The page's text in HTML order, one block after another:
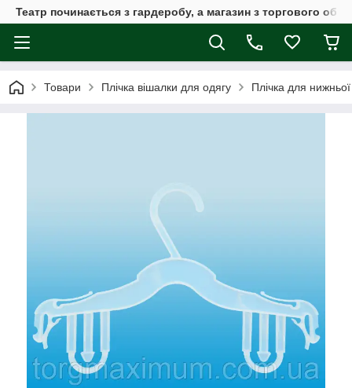
Театр починається з гардеробу, а магазин з торгового
Товари Плічка вішалки для одягу Плічка для